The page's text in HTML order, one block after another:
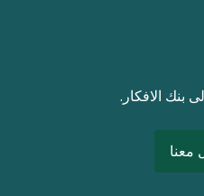
بنك الافكار.
معنا